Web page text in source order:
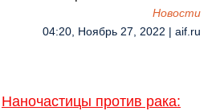
Новости
04:20, Ноябрь 27, 2022 | aif.ru
Наночастицы против рака: